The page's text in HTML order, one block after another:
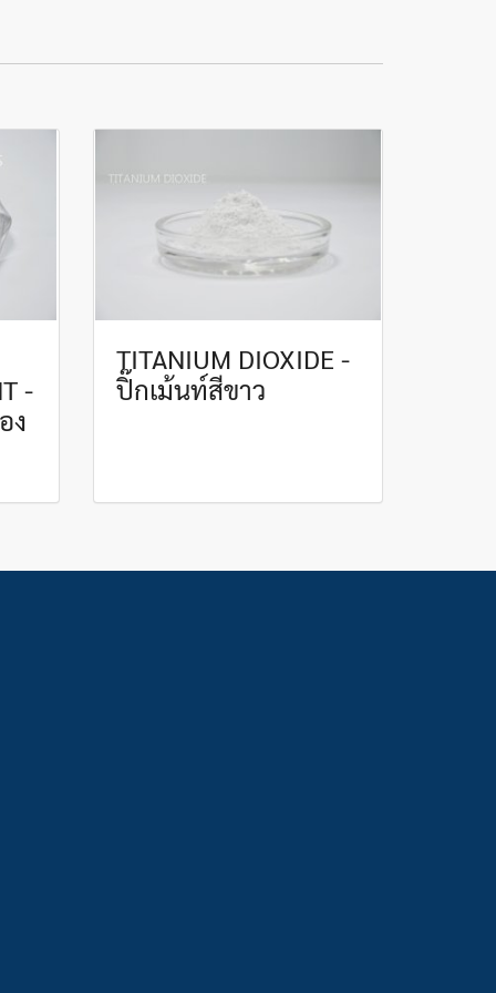
-
ง
TITANIUM DIOXIDE -
ปิ๊กเม้นท์สีขาว